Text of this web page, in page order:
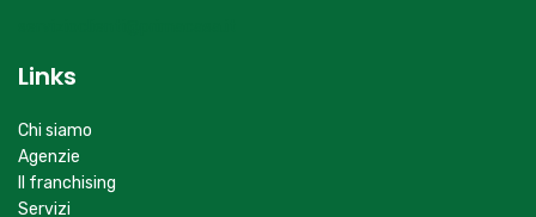
Immobili residenziali in Affitto
Immobili commerciali in Vendita